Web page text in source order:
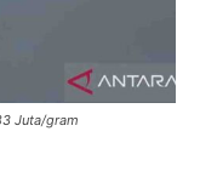
Juta/gram